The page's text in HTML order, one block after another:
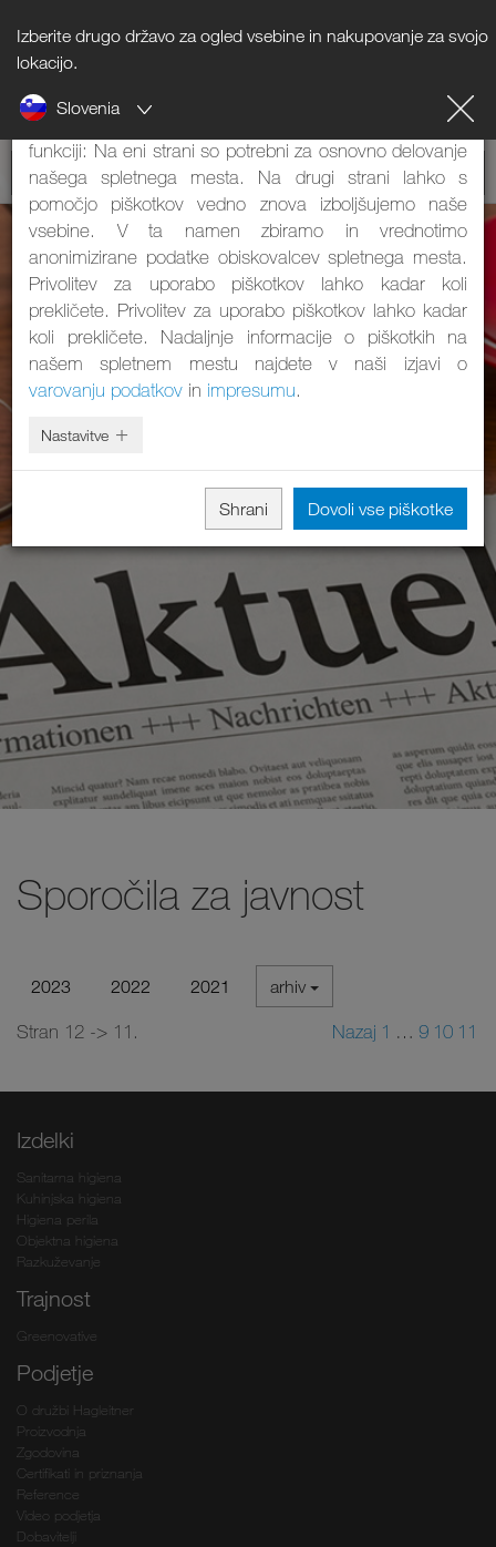
Izberite drugo državo za ogled vsebine in nakupovanje za svojo
lokacijo.
Slovenia
Sporočila za javnost
2023 2022 2021 arhiv
Stran 12 -> 11. Nazaj 1 … 9 10 11
Izdelki
Sanitarna higiena
Kuhinjska higiena
Higiena perila
Objektna higiena
Razkuževanje
Trajnost
Greenovative
Podjetje
O družbi Hagleitner
Proizvodnja
Zgodovina
Certifikati in priznanja
Reference
Video podjetja
Dobavitelji
Napotki o piškotkih
Naše spletno mesto uporablja piškotke. Ti imajo dve
funkciji: Na eni strani so potrebni za osnovno delovanje
našega spletnega mesta. Na drugi strani lahko s
pomočjo piškotkov vedno znova izboljšujemo naše
vsebine. V ta namen zbiramo in vrednotimo
anonimizirane podatke obiskovalcev spletnega mesta.
Privolitev za uporabo piškotkov lahko kadar koli
prekličete. Privolitev za uporabo piškotkov lahko kadar
koli prekličete. Nadaljnje informacije o piškotkih na
našem spletnem mestu najdete v naši izjavi o
varovanju podatkov in impresumu.
Nastavitve
Shrani Dovoli vse piškotke